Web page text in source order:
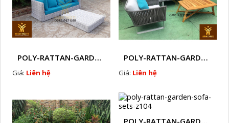
POLY-RATTAN-GARDEN-SOFA-SETS-Z101
Giá: Liên hệ
POLY-RATTAN-GARDEN-SOFA-SETS-Z102
Giá: Liên hệ
POLY-RATTAN-GARDEN-SOFA-SETS-Z104